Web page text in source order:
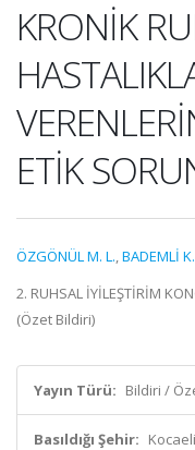
KRONİK
ETİK
ÖZGÖNÜL M. L.,BADEMLİ K.
2. RUHSAL İYİLEŞTİRİM
(Özet Bildiri)
Yayın Türü: Bildiri /
Basıldığı Şehir: Kocaeli